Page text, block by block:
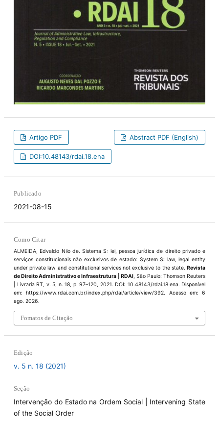
Artigo PDF Abstract PDF (English)
DOI:10.48143/rdai.18.ena
Publicado
2021-08-15
Como Citar
ALMEIDA, Edvaldo Nilo de. Sistema S: lei, pessoa jurídica de direito privado e
serviços constitucionais não exclusivos de estado: System S: law, legal entity
under private law and constitutional services not exclusive to the state. Revista
de Direito Administrativo e Infraestrutura | RDAI, São Paulo: Thomson Reuters
| Livraria RT, v. 5, n. 18, p. 97–120, 2021. DOI: 10.48143/rdai.18.ena. Disponível
em: https://www.rdai.com.br/index.php/rdai/article/view/392. Acesso em: 6
ago. 2026.
Fomatos de Citação
Edição
v. 5 n. 18 (2021)
Seção
Intervenção do Estado na Ordem Social | Intervening State
of the Social Order